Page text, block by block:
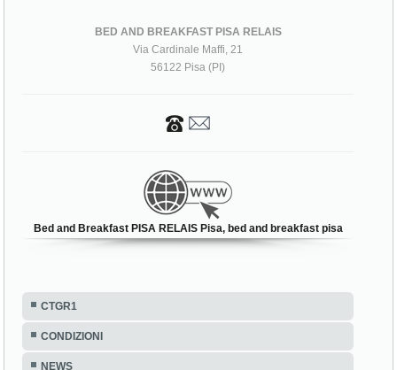
BED AND BREAKFAST PISA RELAIS
Via Cardinale Maffi, 21
56122 Pisa (PI)
Bed and Breakfast PISA RELAIS Pisa, bed and breakfast pisa
CTGR1
CONDIZIONI
NEWS